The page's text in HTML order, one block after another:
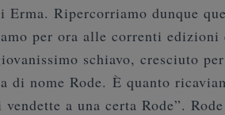
Erma. Ripercorriamo dunque
per ora alle correnti
schiavo, cresciuto
di nome Rode. È quanto
a una certa Rode”.